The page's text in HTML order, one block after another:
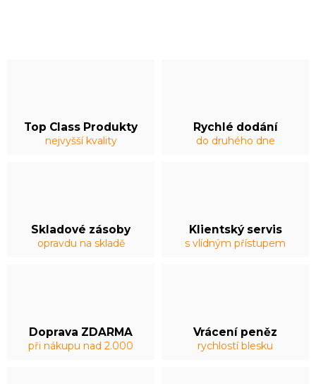
Top Class Produkty
nejvyšší kvality
Rychlé dodání
do druhého dne
Skladové zásoby
opravdu na skladě
Klientský servis
s vlídným přístupem
Doprava ZDARMA
při nákupu nad 2.000
Vrácení peněz
rychlostí blesku